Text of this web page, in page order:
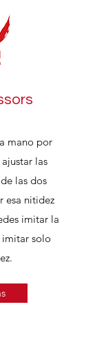
mano por
las
las dos
esa nitidez
imitar la
solo